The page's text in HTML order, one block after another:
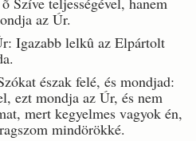
az Úr.
Igazabb lelkû az Elpártolt
észak felé, és mondjad:
ezt mondja az Úr, és nem
mert kegyelmes vagyok én,
mindörökké.